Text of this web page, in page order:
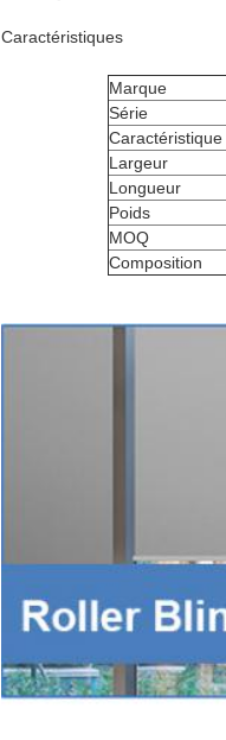
Caractéristiques
Marque
Série
Caractéristique
Largeur
Longueur
Poids
MOQ
Composition